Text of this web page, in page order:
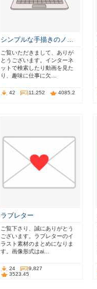
シンプルな手描きのノ…
ご覧いただきまして、ありが
とうございます。インターネ
ットで検索したり動画を見た
り、趣味に仕事に欠…
42 11,252 4085.2
ラブレター
ご覧下さり、誠にありがとう
ございます。ラブレターのイ
ラスト素材のまとめになりま
す。画像形式はai…
24
9,827
3523.45